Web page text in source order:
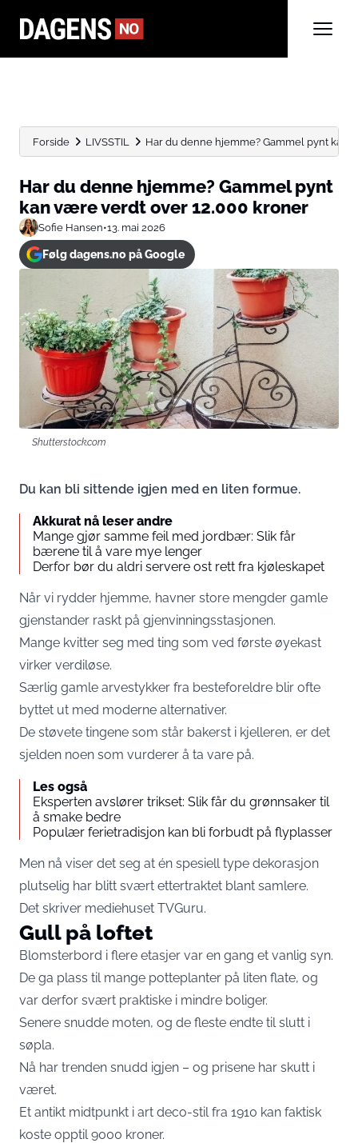
Forside LIVSSTIL Har du denne hjemme? Gammel pynt kan
Har du denne hjemme? Gammel pynt
kan være verdt over 12.000 kroner
Sofie Hansen•13. mai 2026
Følg dagens.no på Google
Shutterstock.com
Du kan bli sittende igjen med en liten formue.
Akkurat nå leser andre
Mange gjør samme feil med jordbær: Slik får
bærene til å vare mye lenger
Derfor bør du aldri servere ost rett fra kjøleskapet
Når vi rydder hjemme, havner store mengder gamle
gjenstander raskt på gjenvinningsstasjonen.
Mange kvitter seg med ting som ved første øyekast
virker verdiløse.
Særlig gamle arvestykker fra besteforeldre blir ofte
byttet ut med moderne alternativer.
De støvete tingene som står bakerst i kjelleren, er det
sjelden noen som vurderer å ta vare på.
Les også
Eksperten avslører trikset: Slik får du grønnsaker til
å smake bedre
Populær ferietradisjon kan bli forbudt på flyplasser
Men nå viser det seg at én spesiell type dekorasjon
plutselig har blitt svært ettertraktet blant samlere.
Det skriver mediehuset TVGuru.
Gull på loftet
Blomsterbord i flere etasjer var en gang et vanlig syn.
De ga plass til mange potteplanter på liten flate, og
var derfor svært praktiske i mindre boliger.
Senere snudde moten, og de fleste endte til slutt i
søpla.
Nå har trenden snudd igjen – og prisene har skutt i
været.
Et antikt midtpunkt i art deco-stil fra 1910 kan faktisk
koste opptil 9000 kroner.